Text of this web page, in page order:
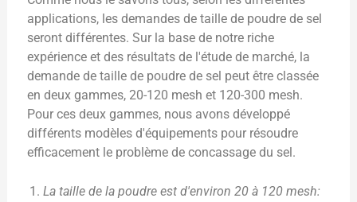
applications, les demandes de taille de poudre de sel
seront différentes. Sur la base de notre riche
expérience et des résultats de l'étude de marché, la
demande de taille de poudre de sel peut être classée
en deux gammes, 20-120 mesh et 120-300 mesh.
Pour ces deux gammes, nous avons développé
différents modèles d'équipements pour résoudre
efficacement le problème de concassage du sel.
La taille de la poudre est d'environ 20 à 120 mesh: